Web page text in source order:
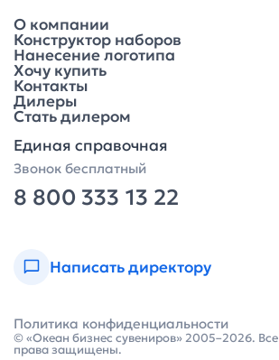
О компании
Конструктор наборов
Нанесение логотипа
Хочу купить
Контакты
Дилеры
Стать дилером
Единая справочная
Звонок бесплатный
8 800 333 13 22
Написать директору
© «Океан бизнес сувениров» 2005–2026. Все
права защищены.
Политика конфиденциальности